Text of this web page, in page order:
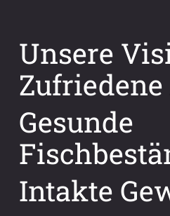
Unsere
Gesunde
Intakte